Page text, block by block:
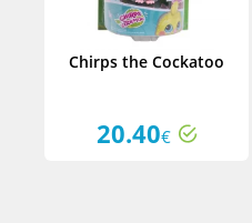
Chirps the Cockatoo
20.40€